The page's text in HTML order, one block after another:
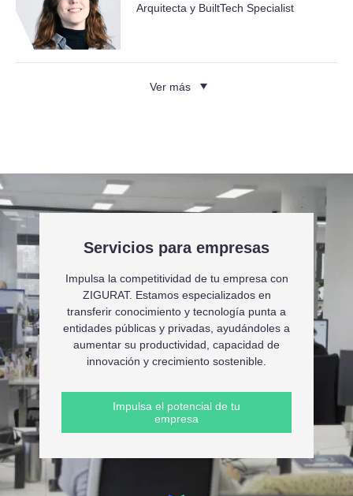
Arquitecta y BuiltTech Specialist
Ver más
Servicios para empresas
Impulsa la competitividad de tu empresa con
ZIGURAT. Estamos especializados en
transferir conocimiento y tecnología punta a
entidades públicas y privadas, ayudándoles a
aumentar su productividad, capacidad de
innovación y crecimiento sostenible.
Impulsa el potencial de tu
empresa